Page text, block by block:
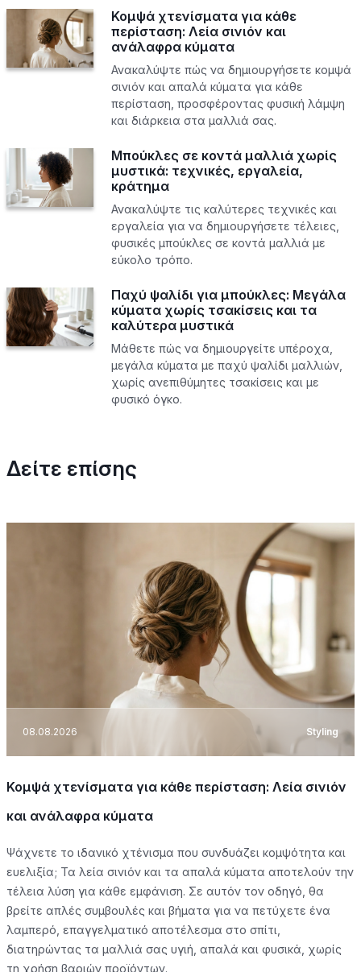
Κομψά χτενίσματα για κάθε
περίσταση: Λεία σινιόν και
ανάλαφρα κύματα
Ανακαλύψτε πώς να δημιουργήσετε κομψά
σινιόν και απαλά κύματα για κάθε
περίσταση, προσφέροντας φυσική λάμψη
και διάρκεια στα μαλλιά σας.
Μπούκλες σε κοντά μαλλιά χωρίς
μυστικά: τεχνικές, εργαλεία,
κράτημα
Ανακαλύψτε τις καλύτερες τεχνικές και
εργαλεία για να δημιουργήσετε τέλειες,
φυσικές μπούκλες σε κοντά μαλλιά με
εύκολο τρόπο.
Παχύ ψαλίδι για μπούκλες: Μεγάλα
κύματα χωρίς τσακίσεις και τα
καλύτερα μυστικά
Μάθετε πώς να δημιουργείτε υπέροχα,
μεγάλα κύματα με παχύ ψαλίδι μαλλιών,
χωρίς ανεπιθύμητες τσακίσεις και με
φυσικό όγκο.
Δείτε επίσης
08.08.2026 Styling
Κομψά χτενίσματα για κάθε περίσταση: Λεία σινιόν
και ανάλαφρα κύματα
Ψάχνετε το ιδανικό χτένισμα που συνδυάζει κομψότητα και
ευελιξία; Τα λεία σινιόν και τα απαλά κύματα αποτελούν την
τέλεια λύση για κάθε εμφάνιση. Σε αυτόν τον οδηγό, θα
βρείτε απλές συμβουλές και βήματα για να πετύχετε ένα
λαμπερό, επαγγελματικό αποτέλεσμα στο σπίτι,
διατηρώντας τα μαλλιά σας υγιή, απαλά και φυσικά, χωρίς
τη χρήση βαριών προϊόντων.